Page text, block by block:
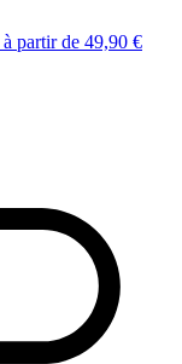
à partir de 49,90 €